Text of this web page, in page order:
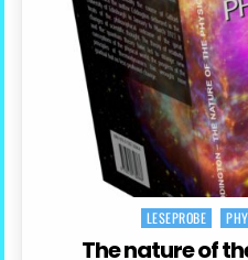
Posted
in
LESEPROBE
The nature of